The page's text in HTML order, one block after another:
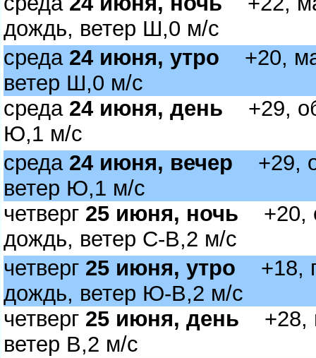
дождь, ветер Ш,0 м/с
среда 24 июня, утро +20,
етер Ш,0 м/с
среда 24 июня, день +29,
Ю,1 м/с
среда 24 июня, вечер +29,
етер Ю,1 м/с
четвер 25 июня, ночь +20,
дождь, ветер С-В,2 м/с
четвер 25 июня, утро +18,
дождь, ветер Ю-В,2 м/с
четвер 25 июня, день +28,
етер В,2 м/с